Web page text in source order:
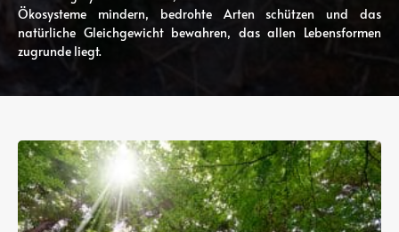
Ökosysteme mindern, bedrohte Arten schützen und das
natürliche Gleichgewicht bewahren, das allen Lebensformen
zugrunde liegt.